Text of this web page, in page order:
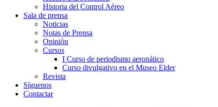
Historia del Control Aéreo
Sala de prensa
Noticias
Notas de Prensa
Opinión
Cursos
I Curso de periodismo aeronático
Curso divulgativo en el Museo Elder
Revista
Síguenos
Contactar